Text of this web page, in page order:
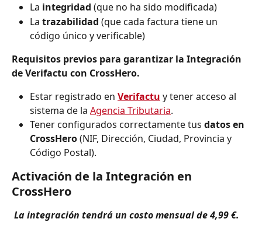
La integridad (que no ha sido modificada)
La trazabilidad (que cada factura tiene un
código único y verificable)
Requisitos previos para garantizar la Integración
de Verifactu con CrossHero.
Estar registrado en Verifactu y tener acceso al
sistema de la Agencia Tributaria.
Tener configurados correctamente tus datos en
CrossHero (NIF, Dirección, Ciudad, Provincia y
Código Postal).
Activación de la Integración en
CrossHero
La integración tendrá un costo mensual de 4,99 €.